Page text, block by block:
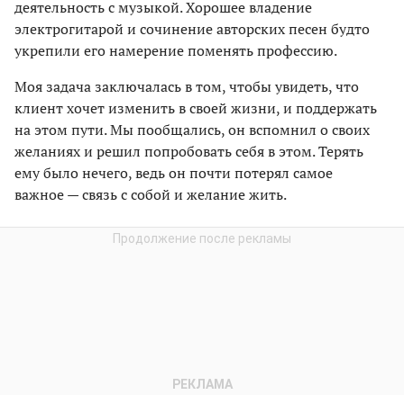
деятельность с музыкой. Хорошее владение
электрогитарой и сочинение авторских песен будто
укрепили его намерение поменять профессию.
Моя задача заключалась в том, чтобы увидеть, что
клиент хочет изменить в своей жизни, и поддержать
на этом пути. Мы пообщались, он вспомнил о своих
желаниях и решил попробовать себя в этом. Терять
ему было нечего, ведь он почти потерял самое
важное — связь с собой и желание жить.